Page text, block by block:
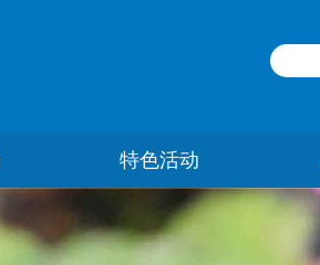
特色活动